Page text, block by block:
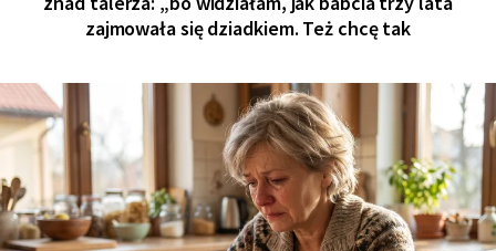
zajmowała się dziadkiem. Też chcę tak